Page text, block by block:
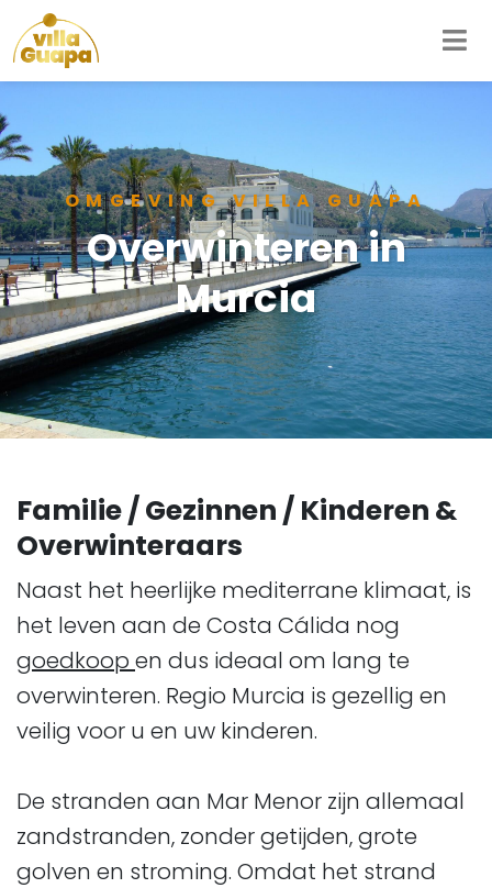
OMGEVING VILLA GUAPA
Overwinteren in
Murcia
Familie / Gezinnen / Kinderen &
Overwinteraars
Naast het heerlijke mediterrane klimaat, is
het leven aan de Costa Cálida nog
goedkoop en dus ideaal om lang te
overwinteren. Regio Murcia is gezellig en
veilig voor u en uw kinderen.
De stranden aan Mar Menor zijn allemaal
zandstranden, zonder getijden, grote
golven en stroming. Omdat het strand